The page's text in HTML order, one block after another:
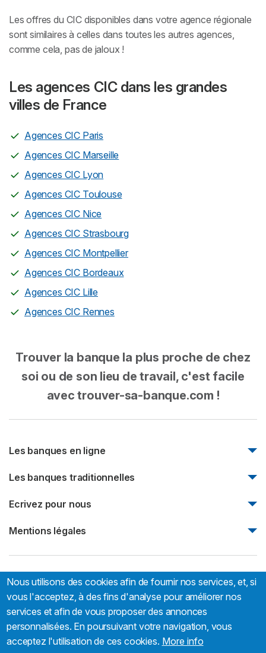
Les offres du CIC disponibles dans votre agence régionale
sont similaires à celles dans toutes les autres agences,
comme cela, pas de jaloux !
Les agences CIC dans les grandes
villes de France
Agences CIC Paris
Agences CIC Marseille
Agences CIC Lyon
Agences CIC Toulouse
Agences CIC Nice
Agences CIC Strasbourg
Agences CIC Montpellier
Agences CIC Bordeaux
Agences CIC Lille
Agences CIC Rennes
Trouver la banque la plus proche de chez
soi ou de son lieu de travail, c'est facile
avec trouver-sa-banque.com !
Les banques en ligne
Monabanq
Fortuneo
Les banques traditionnelles
Natixis
Société marseillaise de crédit
Ecrivez pour nous
Ecrivez pour nous
Mentions légales
Trouver-sa-banque.com:66 rue Sébastien Mercier, 75015
Paris, France
Nous utilisons des cookies afin de fournir nos services, et, si
vous l'acceptez, à des fins d'analyse pour améliorer nos
services et afin de vous proposer des annonces
personnalisées. En poursuivant votre navigation, vous
acceptez l'utilisation de ces cookies. More info